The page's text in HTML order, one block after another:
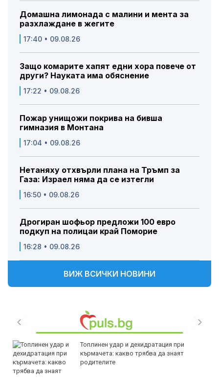
Домашна лимонада с малини и мента за
разхлаждане в жегите
17:40 • 09.08.26
Защо комарите хапят едни хора повече от
други? Науката има обяснение
17:22 • 09.08.26
Пожар унищожи покрива на бивша
гимназия в Монтана
17:04 • 09.08.26
Нетаняху отхвърли плана на Тръмп за
Газа: Израел няма да се изтегли
16:50 • 09.08.26
Дрогиран шофьор предложи 100 евро
подкуп на полицаи край Поморие
16:28 • 09.08.26
ВИЖ ВСИЧКИ НОВИНИ
Топлинен удар и дехидратация при
кърмачета: какво трябва да знаят
родителите